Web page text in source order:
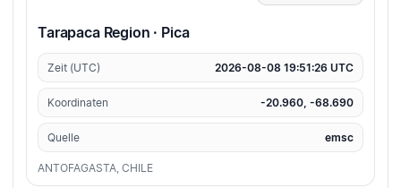
Tarapaca Region · Pica
Zeit (UTC) 2026-08-08 19:51:26 UTC
Koordinaten -20.960, -68.690
Quelle emsc
ANTOFAGASTA, CHILE